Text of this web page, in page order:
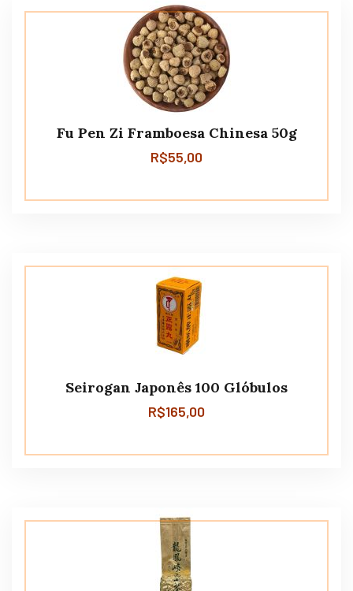
Fu Pen Zi Framboesa Chinesa 50g
R$55,00
Seirogan Japonês 100 Glóbulos
R$165,00